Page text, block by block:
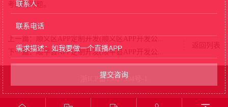
考虑的问题。
上一篇：顺义区APP定制开发(顺义区APP开发公...
下一篇：顺平县APP定制开发(顺平县APP开发公...
返回列表
浙ICP备19027394号-1